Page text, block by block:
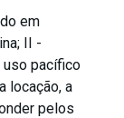
em
II -
uso pacífico
locação, a
pelos